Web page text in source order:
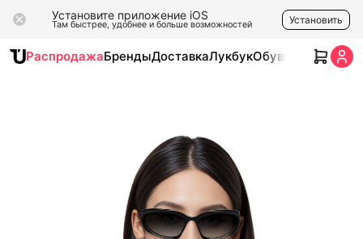
Установите приложение iOS
Там быстрее, удобнее и больше возможностей Установить
РаспродажаБрендыДоставкаЛукбукОбувь Одежда